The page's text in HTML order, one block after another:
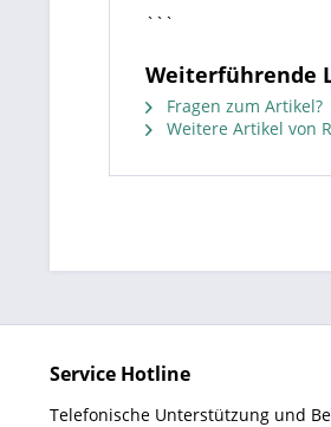
```
Weiterführende
Fragen zum Artikel?
Weitere Artikel von
Service Hotline
Telefonische Unterstützung und